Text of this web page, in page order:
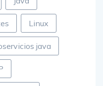
Java
Linux
java